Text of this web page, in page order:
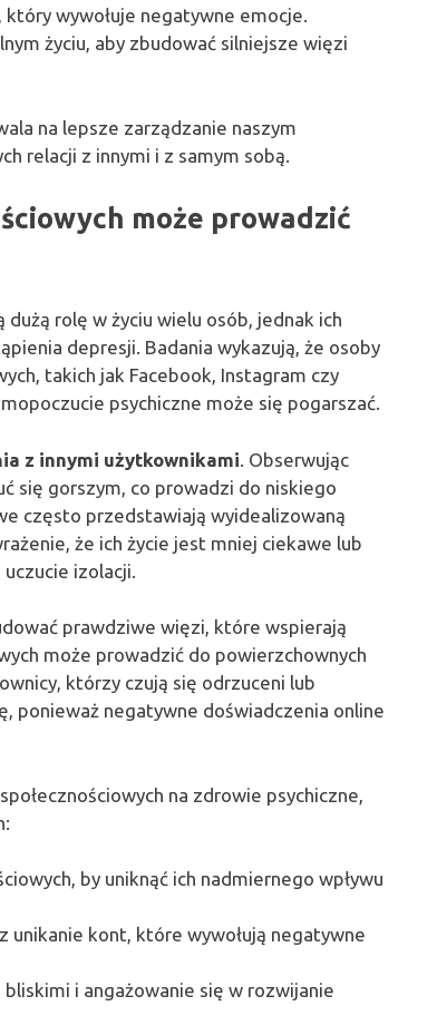
wywołuje negatywne emocje.
życiu, aby zbudować silniejsze więzi
na lepsze zarządzanie naszym
relacji z innymi i z samym sobą.
może prowadzić
rolę w życiu wielu osób, jednak ich
depresji. Badania wykazują, że osoby
takich jak Facebook, Instagram czy
psychiczne może się pogarszać.
z innymi użytkownikami. Obserwując
się gorszym, co prowadzi do niskiego
często przedstawiają wyidealizowaną
że ich życie jest mniej ciekawe lub
izolacji.
prawdziwe więzi, które wspierają
może prowadzić do powierzchownych
którzy czują się odrzuceni lub
ponieważ negatywne doświadczenia online
na zdrowie psychiczne,
by uniknąć ich nadmiernego wpływu
kont, które wywołują negatywne
i angażowanie się w rozwijanie